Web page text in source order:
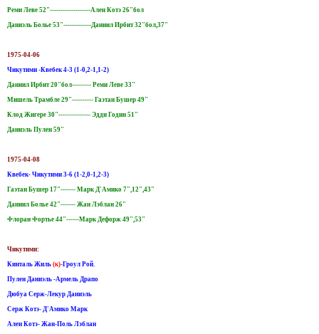
Реми Леве 52"-------------------Ален Котэ 26"бол
Даниэль Болье 53"-------------Даниил Ирбит 32"бол,37"
1975-04-06
Чикутими -Квебек 4-3 (1-0,2-1,1-2)
Даниил Ирбит 20"бол--------- Реми Леве 33"
Мишель Трамбле 29"---------- Гаэтан Бушер 49"
Клод Жигере 30"--------------- Эдди Годин 51"
Даниэль Пулен 59"
1975-04-08
Квебек- Чикутими 3-6 (1-2,0-1,2-3)
Гаэтан Бушер 17"------- Марк Д'Амико 7",12",43"
Даниил Болье 42"------- Жан Лэблан 26"
Флоран Фортье 44"------Марк Дефорж 49",53"
Чикутими:
Кинталь Жиль (к)-Гроул Рой.
Пулен Даниэль -Армель Драпо
Дюбуа Серж-Лекур Даниэль
Серж Котэ- Д'Амико Марк
Ален Котэ- Жан-Поль Лэблан